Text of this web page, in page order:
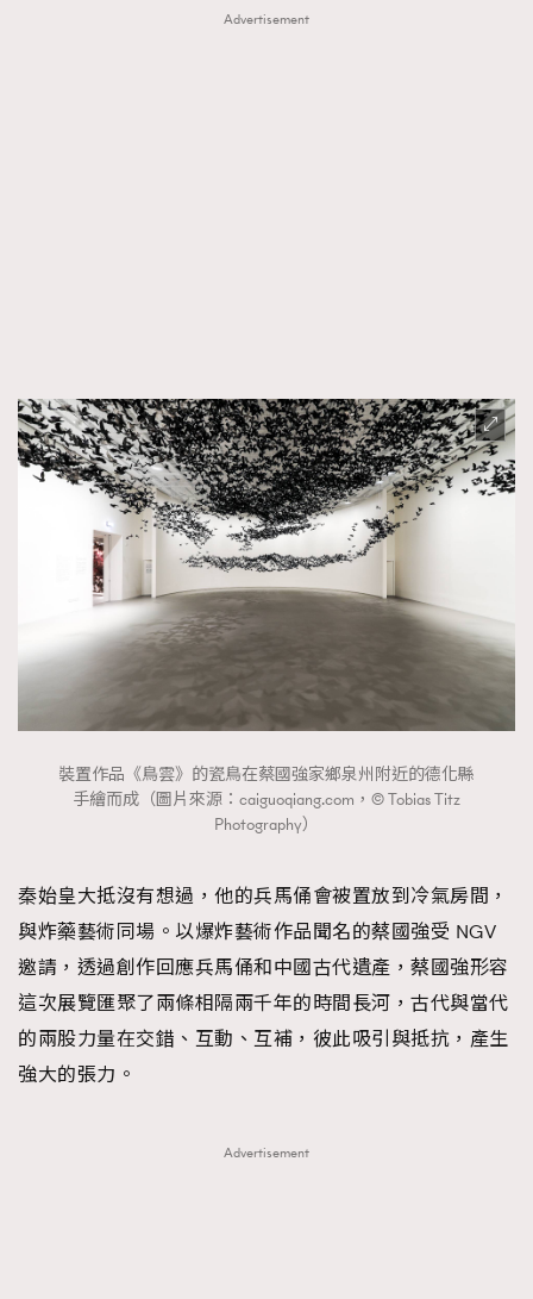
TRENDING
DressLikeAParisienne
Advertisement
裝置作品《鳥雲》的瓷鳥在蔡國強家鄉泉州附近的德化縣
手繪而成（圖片來源：caiguoqiang.com，© Tobias Titz
Photography）
秦始皇大抵沒有想過，他的兵馬俑會被置放到冷氣房間，
與炸藥藝術同場。以爆炸藝術作品聞名的蔡國強受 NGV
邀請，透過創作回應兵馬俑和中國古代遺產，蔡國強形容
這次展覽匯聚了兩條相隔兩千年的時間長河，古代與當代
的兩股力量在交錯、互動、互補，彼此吸引與抵抗，產生
強大的張力。
Advertisement